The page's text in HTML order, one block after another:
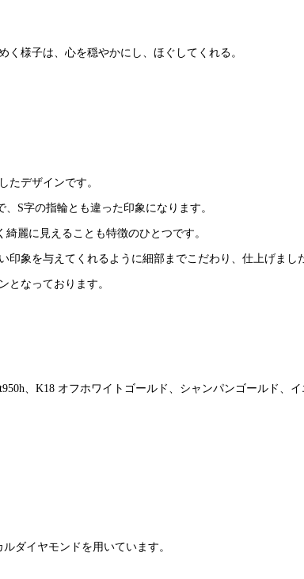
様子は、心を穏やかにし、ほぐしてくれる。
たデザインです。
S字の指輪とも違った印象になります。
麗に見えることも特徴のひとつです。
象を与えてくれるように細部までこだわり、仕上げまし
となっております。
、K18 オフホワイトゴールド、シャンパンゴールド、
ダイヤモンドを用いています。